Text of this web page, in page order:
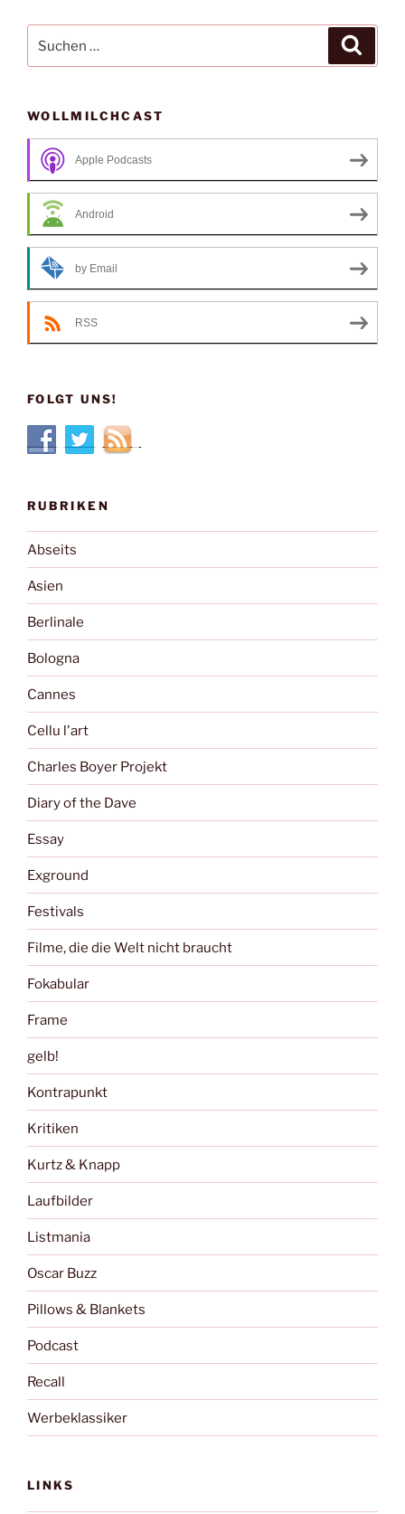
nach:
WOLLMILCHCAST
Apple Podcasts
Android
by Email
RSS
FOLGT UNS!
RUBRIKEN
Abseits
Asien
Berlinale
Bologna
Cannes
Cellu l'art
Charles Boyer Projekt
Diary of the Dave
Essay
Exground
Festivals
Filme, die die Welt nicht braucht
Fokabular
Frame
gelb!
Kontrapunkt
Kritiken
Kurtz & Knapp
Laufbilder
Listmania
Oscar Buzz
Pillows & Blankets
Podcast
Recall
Werbeklassiker
LINKS